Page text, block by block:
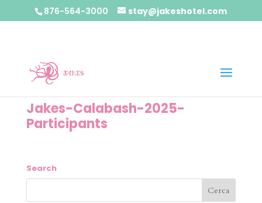
876-564-3000 stay@jakeshotel.com
Jakes-Calabash-2025-
Participants
Search